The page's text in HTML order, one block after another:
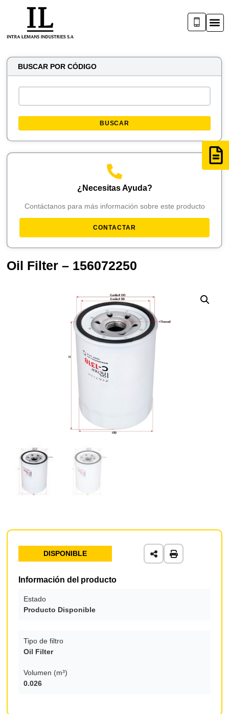
BUSCAR POR CÓDIGO
BUSCAR
¿Necesitas Ayuda?
Contáctanos para más información sobre este producto
CONTACTAR
Oil Filter – 156072250
DISPONIBLE
Información del producto
Estado
Producto Disponible
Tipo de filtro
Oil Filter
Volumen (m³)
0.026